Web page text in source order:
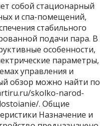
собой стационарный
и спа-помещений,
стабильного
подачи пара. В
особенности,
параметры,
управления и
обзор можно найти по
skolko-narod-
. Общие
Назначение и